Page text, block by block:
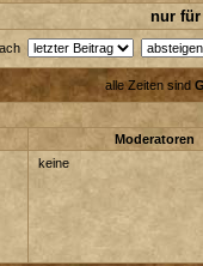
nur für
alle Zeiten sind
Moderatoren
keine